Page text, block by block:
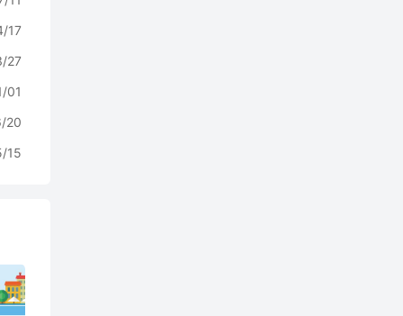
17
27
01
20
15